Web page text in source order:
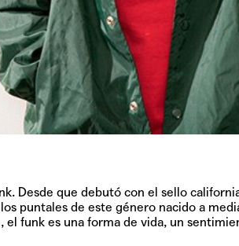
Desde que debutó con el sello
puntales de este género nacido a
el funk es una forma de vida, un